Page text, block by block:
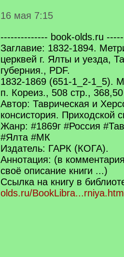
16 мая 7:15
-------------- book-olds.ru
Заглавие: 1832-1894.
церквей г. Ялты и уезда,
губерния., PDF.
1832-1869 (651-1_2-1_5).
п. Кореиз., 508 стр.,
Автор: Таврическая и
консистория. Приходской
Жанр: #1869г #Россия
#Ялта #МК
Издатель: ГАРК (КОГА).
Аннотация: (в
своё описание книги ...)
Ссылка на книгу в
olds.ru/